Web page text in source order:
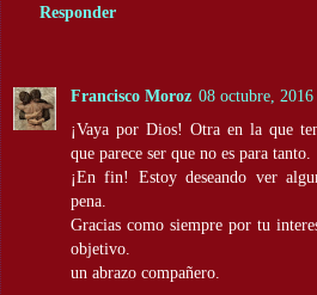
Responder
Francisco Moroz 08 octubre, 2016
¡Vaya por Dios! Otra en la que
que parece ser que no es para tanto.
¡En fin! Estoy deseando ver
pena.
Gracias como siempre por tu
objetivo.
un abrazo compañero.